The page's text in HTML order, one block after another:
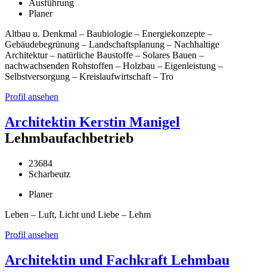
Ausführung
Planer
Altbau u. Denkmal – Baubiologie – Energiekonzepte –
Gebäudebegrünung – Landschaftsplanung – Nachhaltige
Architektur – natürliche Baustoffe – Solares Bauen –
nachwachsenden Rohstoffen – Holzbau – Eigenleistung –
Selbstversorgung – Kreislaufwirtschaft – Tro
Profil ansehen
Architektin Kerstin Manigel
Lehmbaufachbetrieb
23684
Scharbeutz
Planer
Leben – Luft, Licht und Liebe – Lehm
Profil ansehen
Architektin und Fachkraft Lehmbau